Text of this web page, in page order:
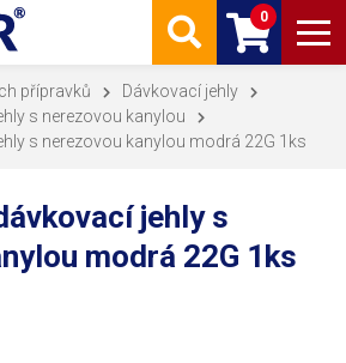
0
přípravků
Dávkovací jehly
s nerezovou kanylou
s nerezovou kanylou modrá 22G 1ks
jehly s
modrá 22G 1ks